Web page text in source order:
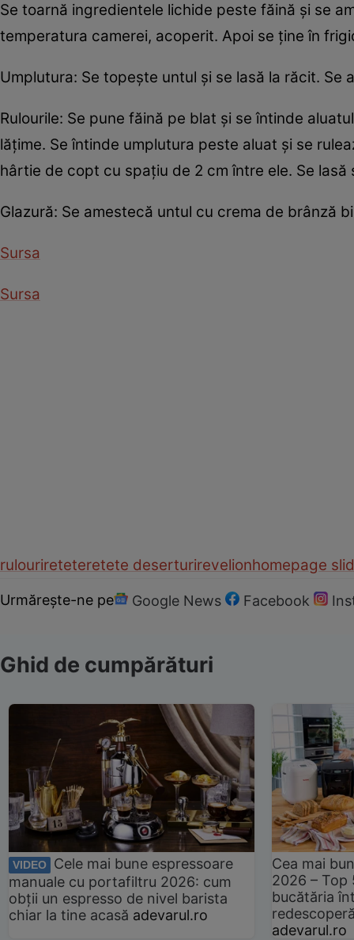
Se toarnă ingredientele lichide peste făină şi se
temperatura camerei, acoperit. Apoi se ţine în
Umplutura: Se topeşte untul şi se lasă la răcit.
Rulourile: Se pune făină pe blat şi se întinde
lăţime. Se întinde umplutura peste aluat şi se
hârtie de copt cu spaţiu de 2 cm între ele. Se
Glazură: Se amestecă untul cu crema de brânză
Sursa
Sursa
rulourireteteretete deserturirevelionhomepage
Urmărește-ne pe Google News Facebook
Ghid de cumpărături
VIDEO
Cele mai bune espressoare
manuale cu portafiltru 2026: cum
obții un espresso de nivel barista
chiar la tine acasă adevarul.ro
Cea mai
2026 –
bucătăria
adevarul.ro